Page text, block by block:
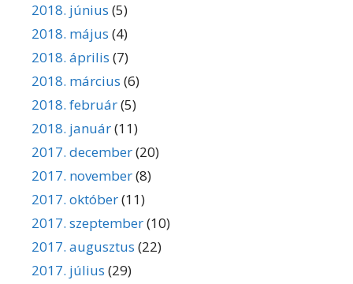
2018. június (5)
2018. május (4)
2018. április (7)
2018. március (6)
2018. február(5)
2018. január(11)
2017. december(20)
2017. november(8)
2017. október(11)
2017. szeptember(10)
2017. augusztus (22)
2017. július (29)